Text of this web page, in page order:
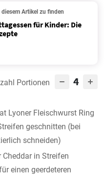
diesem Artikel zu finden
für Kinder: Die
Portionen 4
Lyoner Fleischwurst Ring
geschnitten (bei
schneiden)
Cheddar in Streifen
einen geerdeteren